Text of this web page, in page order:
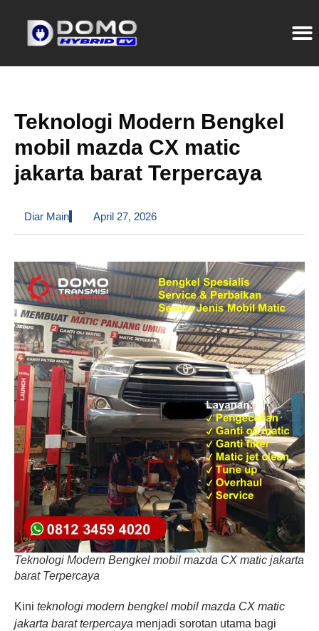
Teknologi Modern Bengkel
mobil mazda CX matic
jakarta barat Terpercaya
Diar Main April 27, 2026
Teknologi Modern Bengkel mobil mazda CX matic jakarta
barat Terpercaya
Kini teknologi modern bengkel mobil mazda CX matic
jakarta barat terpercaya menjadi sorotan utama bagi